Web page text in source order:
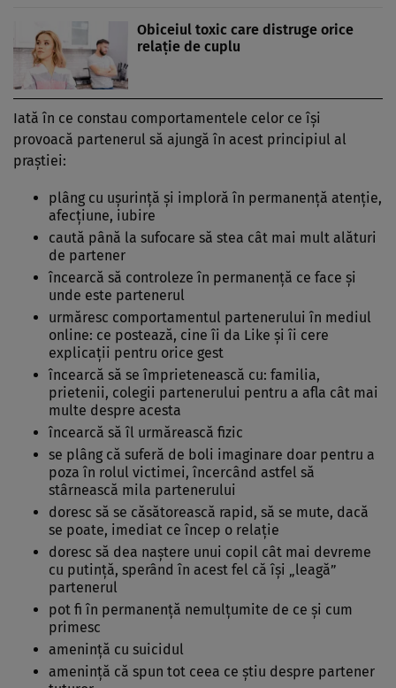
Obiceiul toxic care distruge orice
relaţie de cuplu
Iată în ce constau comportamentele celor ce îşi
provoacă partenerul să ajungă în acest principiul al
praştiei:
plâng cu uşurinţă şi imploră în permanenţă atenţie,
afecţiune, iubire
caută până la sufocare să stea cât mai mult alături
de partener
încearcă să controleze în permanenţă ce face şi
unde este partenerul
urmăresc comportamentul partenerului în mediul
online: ce postează, cine îi da Like şi îi cere
explicaţii pentru orice gest
încearcă să se împrietenească cu: familia,
prietenii, colegii partenerului pentru a afla cât mai
multe despre acesta
încearcă să îl urmărească fizic
se plâng că suferă de boli imaginare doar pentru a
poza în rolul victimei, încercând astfel să
stârnească mila partenerului
doresc să se căsătorească rapid, să se mute, dacă
se poate, imediat ce încep o relaţie
doresc să dea naştere unui copil cât mai devreme
cu putinţă, sperând în acest fel că îşi „leagă”
partenerul
pot fi în permanenţă nemulţumite de ce şi cum
primesc
ameninţă cu suicidul
ameninţă că spun tot ceea ce ştiu despre partener